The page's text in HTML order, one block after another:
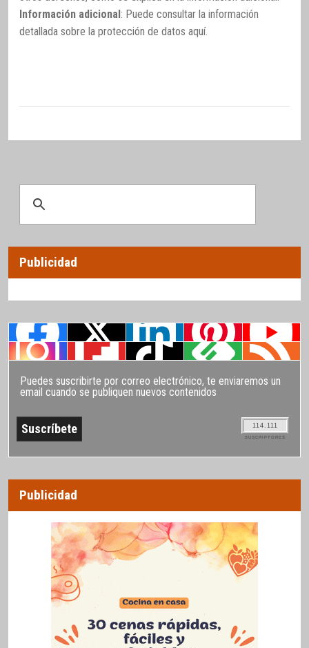
Información adicional: Puede consultar la información
detallada sobre la protección de datos aquí.
Publicidad
Puedes suscribirte por correo electrónico, te enviaremos un
email cuando se publiquen nuevos contenidos
114.111
SUSCRIPTORES
Publicidad